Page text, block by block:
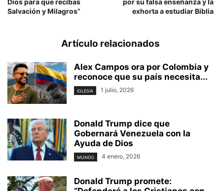
Dios para que recibas
Salvación y Milagros”
por su falsa enseñanza y la
exhorta a estudiar Biblia
Artículo relacionados
Alex Campos ora por Colombia y
reconoce que su país necesita...
IGLESIA 1 julio, 2026
Donald Trump dice que
Gobernará Venezuela con la
Ayuda de Dios
MUNDO 4 enero, 2026
Donald Trump promete: